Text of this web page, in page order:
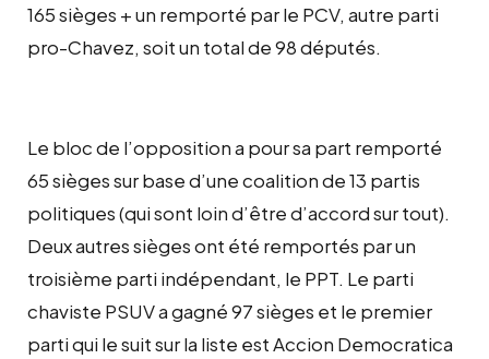
165 sièges + un remporté par le PCV, autre parti
pro-Chavez, soit un total de 98 députés.
Le bloc de l’opposition a pour sa part remporté
65 sièges sur base d’une coalition de 13 partis
politiques (qui sont loin d’être d’accord sur tout).
Deux autres sièges ont été remportés par un
troisième parti indépendant, le PPT. Le parti
chaviste PSUV a gagné 97 sièges et le premier
parti qui le suit sur la liste est Accion Democratica